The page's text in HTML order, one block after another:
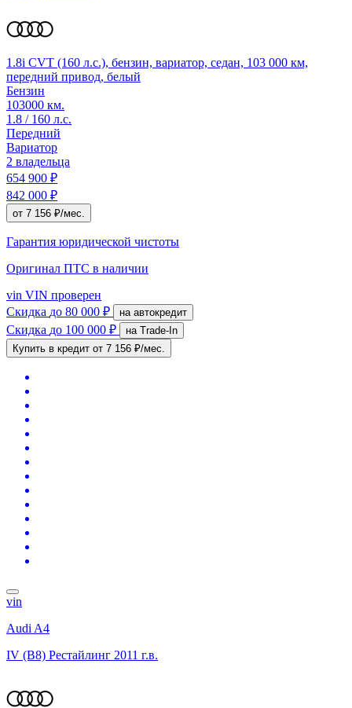
1.8i CVT (160 л.с.), бензин, вариатор, седан, 103 000 км,
передний привод, белый
Бензин
103000 км.
1.8 / 160 л.с.
Передний
Вариатор
2 владельца
654 900 ₽
842 000 ₽
от 7 156 ₽/мес.
Гарантия юридической чистоты
Оригинал ПТС в наличии
vin VIN проверен
Скидка до 80 000 ₽ на автокредит
Скидка до 100 000 ₽
на Trade-In
Купить в кредит от 7 156 ₽/мес.
vin
Audi A4
IV (B8) Рестайлинг 2011 г.в.